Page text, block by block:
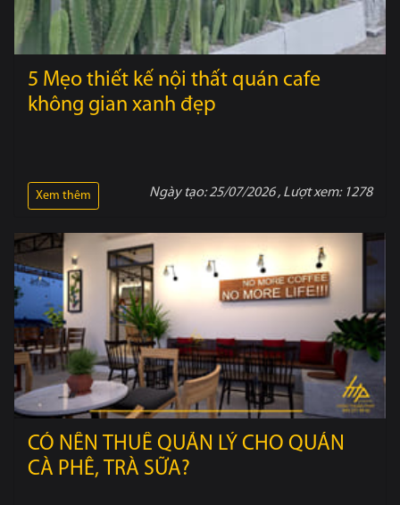
5 Mẹo thiết kế nội thất quán cafe
không gian xanh đẹp
Xem thêm Ngày tạo:25/07/2026, Lượt xem: 1278
CÓ NÊN THUÊ QUẢN LÝ CHO QUÁN
CÀ PHÊ, TRÀ SỮA?